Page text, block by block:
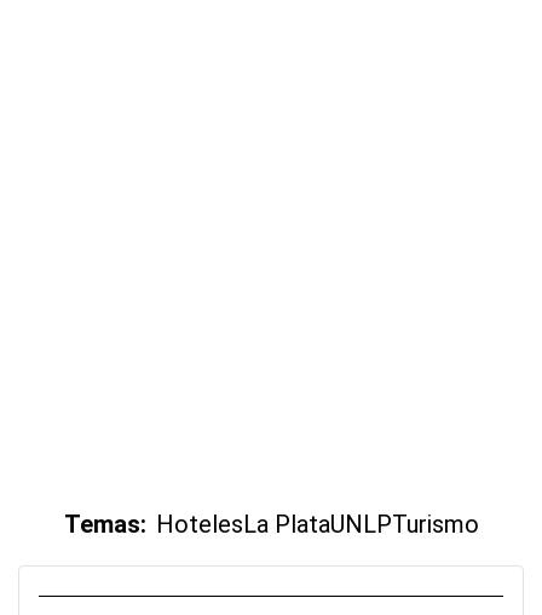
Temas: HotelesLa PlataUNLPTurismo